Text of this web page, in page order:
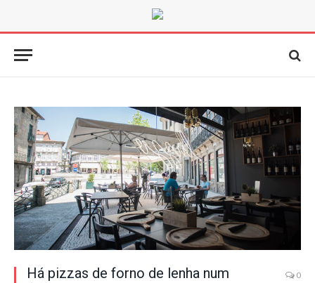
Há pizzas de forno de lenha num
0